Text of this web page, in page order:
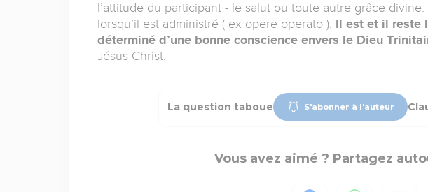
l’attitude du participant - le salut ou toute autre grâce divine.
lorsqu’il est administré ( ex opere operato ). Il est et il reste
déterminé d’une bonne conscience envers le Dieu
Jésus-Christ.
La question taboue S'abonner à l'auteur
Vous avez aimé ? Partagez